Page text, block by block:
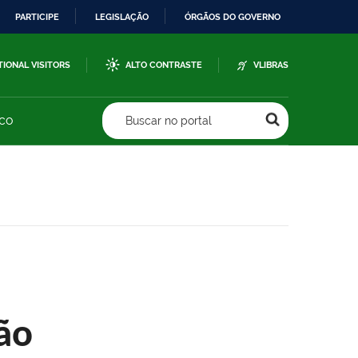
PARTICIPE LEGISLAÇÃO ÓRGÃOS DO GOVERNO
VISITORS ALTO CONTRASTE VLIBRAS
Buscar no portal